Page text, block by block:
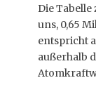
Die
uns, 0,65
entspricht
außerhalb